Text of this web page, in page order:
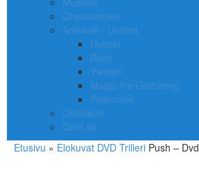
Oheistuotteet
Artikkelit / Uutiset
Uutiset
Blogi
Yleinen
Magic the Gathering
Pelihuone
Ostoskori
Oma tili
Etusivu » Elokuvat DVD Trilleri Push – Dvd